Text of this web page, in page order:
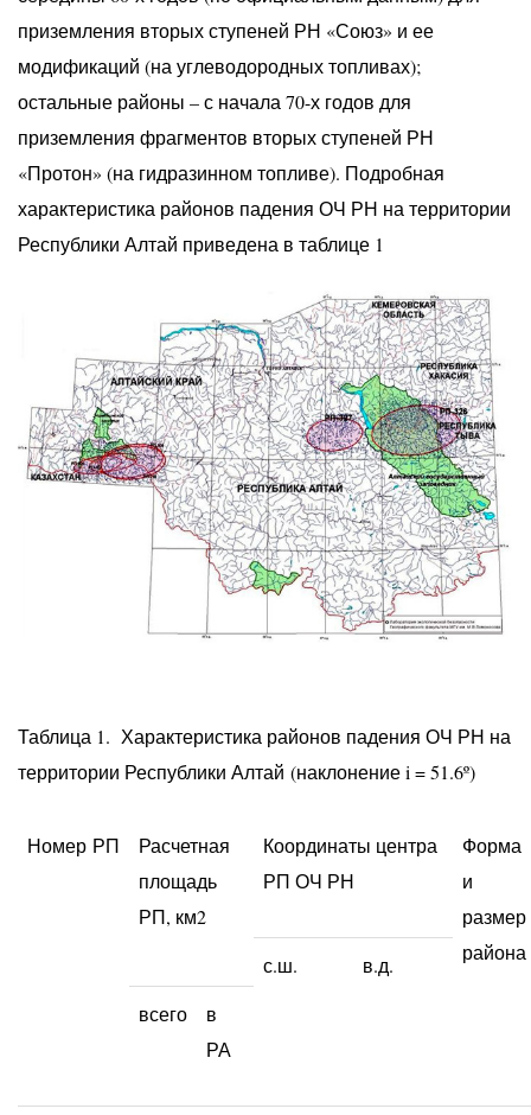
приземления вторых ступеней РН «Союз» и ее
модификаций (на углеводородных топливах);
остальные районы – с начала 70-х годов для
приземления фрагментов вторых ступеней РН
«Протон» (на гидразинном топливе). Подробная
характеристика районов падения ОЧ РН на территории
Республики Алтай приведена в таблице 1
Таблица 1. Характеристика районов падения ОЧ РН на
территории Республики Алтай (наклонение i = 51.6º)
Номер РП
Расчетная
площадь
РП, км2
Координаты центра
РП ОЧ РН
Форма
и
размер
района
с.ш.
в.д.
всего
в
РА